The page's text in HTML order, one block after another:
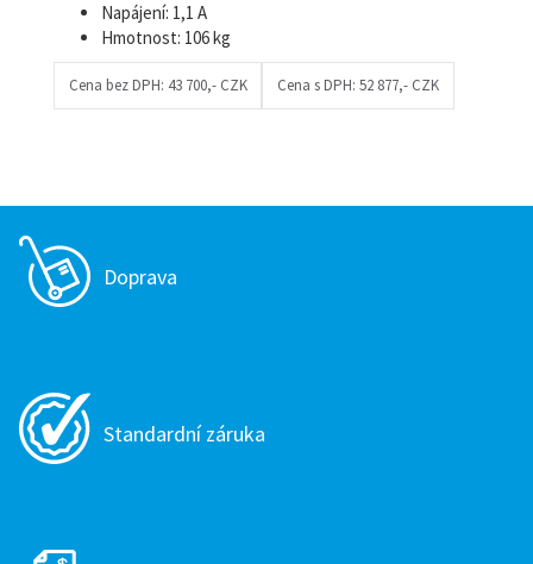
Napájení: 1,1 A
Hmotnost: 106 kg
Cena bez DPH: 43 700,- CZK Cena s DPH: 52 877,- CZK
Doprava
Standardní záruka